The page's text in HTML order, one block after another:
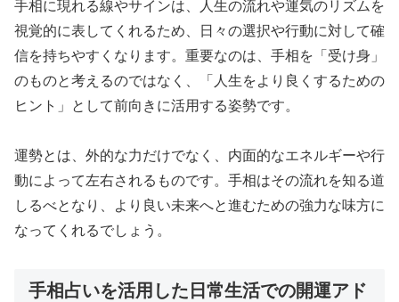
手相に現れる線やサインは、人生の流れや運気のリズムを
視覚的に表してくれるため、日々の選択や行動に対して確
信を持ちやすくなります。重要なのは、手相を「受け身」
のものと考えるのではなく、「人生をより良くするための
ヒント」として前向きに活用する姿勢です。
運勢とは、外的な力だけでなく、内面的なエネルギーや行
動によって左右されるものです。手相はその流れを知る道
しるべとなり、より良い未来へと進むための強力な味方に
なってくれるでしょう。
手相占いを活用した日常生活での開運アド